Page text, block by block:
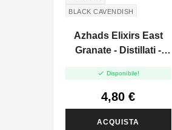
BLACK CAVENDISH
Azhads Elixirs East
Granate - Distillati -
 Disponibile!
4,80 €
ACQUISTA